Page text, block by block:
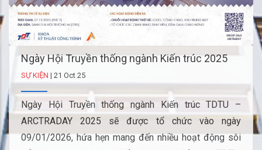
Ngày Hội Truyền thống ngành Kiến trúc 2025
SỰ KIỆN | 21 Oct 25
Ngày Hội Truyền thống ngành Kiến trúc TDTU –
ARCTRADAY 2025 sẽ được tổ chức vào ngày
09/01/2026, hứa hẹn mang đến nhiều hoạt động sôi